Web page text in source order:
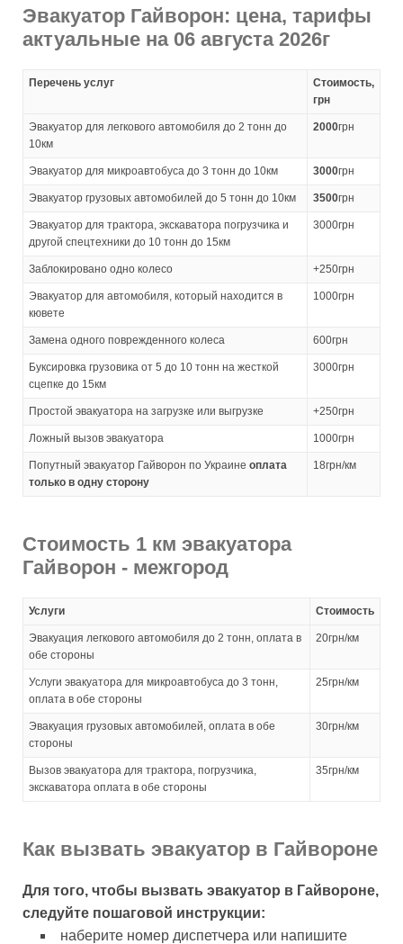
Эвакуатор Гайворон: цена, тарифы
актуальные на 06 августа 2026г
Перечень услуг
Стоимость,
грн
Эвакуатор для легкового автомобиля до 2 тонн до
10км
2000грн
Эвакуатор для микроавтобуса до 3 тонн до 10км 3000грн
Эвакуатор грузовых автомобилей до 5 тонн до 10км 3500грн
Эвакуатор для трактора, экскаватора погрузчика и
другой спецтехники до 10 тонн до 15км
3000грн
Заблокировано одно колесо +250грн
Эвакуатор для автомобиля, который находится в
кювете
1000грн
Замена одного поврежденного колеса 600грн
Буксировка грузовика от 5 до 10 тонн на жесткой
сцепке до 15км
3000грн
Простой эвакуатора на загрузке или выгрузке +250грн
Ложный вызов эвакуатора 1000грн
Попутный эвакуатор Гайворон по Украине оплата
только в одну сторону
18грн/км
Стоимость 1 км эвакуатора
Гайворон - межгород
Услуги Стоимость
Эвакуация легкового автомобиля до 2 тонн, оплата в
обе стороны
20грн/км
Услуги эвакуатора для микроавтобуса до 3 тонн,
оплата в обе стороны
25грн/км
Эвакуация грузовых автомобилей, оплата в обе
стороны
30грн/км
Вызов эвакуатора для трактора, погрузчика,
экскаватора оплата в обе стороны
35грн/км
Как вызвать эвакуатор в Гайвороне
Для того, чтобы вызвать эвакуатор в Гайвороне,
следуйте пошаговой инструкции:
наберите номер диспетчера или напишите